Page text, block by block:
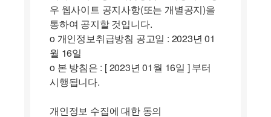
우 웹사이트 공지사항(또는 개별공지)을
통하여 공지할 것입니다.
ο 개인정보취급방침 공고일 : 2023년 01
월 16일
ο 본 방침은 : [ 2023년 01월 16일 ] 부터
시행됩니다.
개인정보 수집에 대한 동의